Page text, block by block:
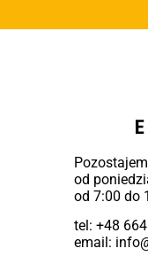
od
od 7:00 do
tel: +48
email: